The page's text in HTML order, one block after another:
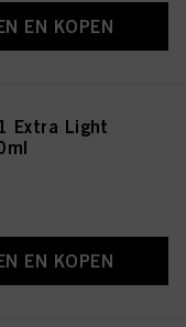
EN KOPEN
Extra Light
EN KOPEN